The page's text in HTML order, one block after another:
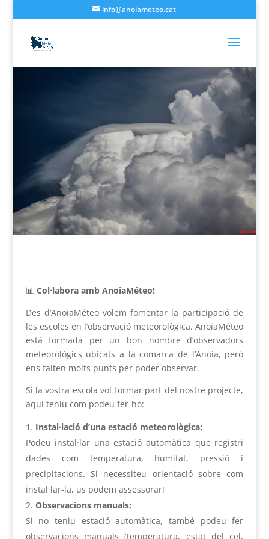
info@anoiameteo.cat
📊 Col·labora amb AnoiaMéteo!
Des d’AnoiaMéteo volem fomentar la participació de
les escoles en l’observació meteorològica. AnoiaMéteo
està formada per un bon nombre d’observadors
meteorològics ubicats a la comarca de l’Anoia, però
ens falten molts punts per poder observar.
Si la vostra escola vol formar part del nostre projecte,
aquí teniu com podeu fer-ho:
Instal·lació d’una estació meteorològica:
Podeu instal·lar una estació automàtica que registri
dades com temperatura, humitat, pressió i
precipitacions. Si necessiteu orientació sobre com
instal·lar-la, us podem assessorar!
Observacions manuals:
Si no teniu estació automàtica, també podeu fer
observacions manuals (temperatura, estat del cel,